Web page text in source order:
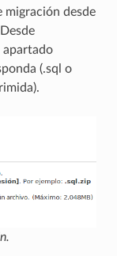
migración desde
apartado
(.sql o